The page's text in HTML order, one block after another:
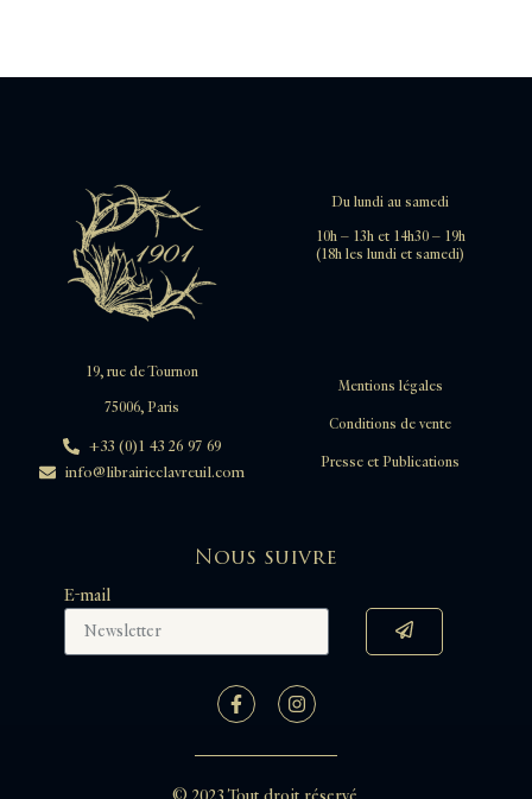
Du lundi au samedi
10h – 13h et 14h30 – 19h
(18h les lundi et samedi)
19, rue de Tournon
75006, Paris
+33 (0)1 43 26 97 69
info@librairieclavreuil.com
Mentions légales
Conditions de vente
Presse et Publications
Nous suivre
E-mail